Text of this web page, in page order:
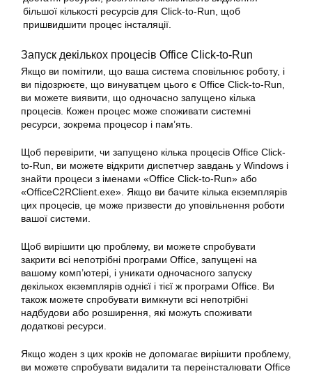
більшої кількості ресурсів для Click-to-Run, щоб
пришвидшити процес інсталяції.
Запуск декількох процесів Office Click-to-Run
Якщо ви помітили, що ваша система сповільнює роботу, і
ви підозрюєте, що винуватцем цього є Office Click-to-Run,
ви можете виявити, що одночасно запущено кілька
процесів. Кожен процес може споживати системні
ресурси, зокрема процесор і пам’ять.
Щоб перевірити, чи запущено кілька процесів Office Click-
to-Run, ви можете відкрити диспетчер завдань у Windows і
знайти процеси з іменами «Office Click-to-Run» або
«OfficeC2RClient.exe». Якщо ви бачите кілька екземплярів
цих процесів, це може призвести до уповільнення роботи
вашої системи.
Щоб вирішити цю проблему, ви можете спробувати
закрити всі непотрібні програми Office, запущені на
вашому комп’ютері, і уникати одночасного запуску
декількох екземплярів однієї і тієї ж програми Office. Ви
також можете спробувати вимкнути всі непотрібні
надбудови або розширення, які можуть споживати
додаткові ресурси.
Якщо жоден з цих кроків не допомагає вирішити проблему,
ви можете спробувати видалити та переінсталювати Office